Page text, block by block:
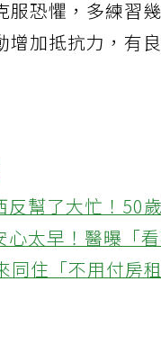
服恐懼，多練習
增加抵抗力，有
幫了大忙！50
太早！醫曝「
住「不用付房